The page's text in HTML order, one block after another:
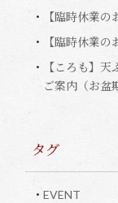
【臨時休業
【臨時休業
【ころも】
ご案内（お盆
タグ
EVENT